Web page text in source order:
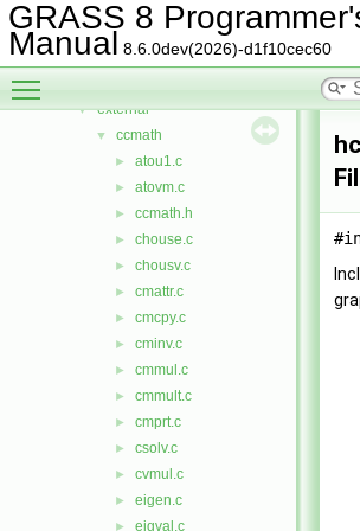
GRASS 8
Manual 8.6.0dev(2026)-d1f10cec60
► db
► display
► driver
▼ external
▼ ccmath
► atou1.c
► atovm.c
► ccmath.h
► chouse.c
► chousv.c
► cmattr.c
► cmcpy.c
► cminv.c
► cmmul.c
► cmmult.c
► cmprt.c
► csolv.c
► cvmul.c
► eigen.c
► eigval.c